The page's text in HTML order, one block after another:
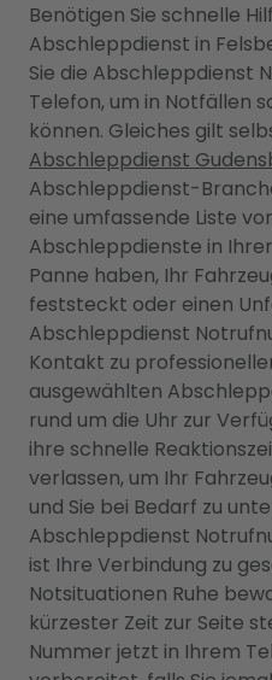
Benötigen Sie schnelle
Abschleppdienst in
Sie die Abschleppdienst
Telefon, um in Notfällen
können. Gleiches gilt
Abschleppdienst
Abschleppdienst-
eine umfassende Liste
Abschleppdienste in Ihrer
Panne haben, Ihr
feststeckt oder einen
Abschleppdienst
Kontakt zu
ausgewählten
rund um die Uhr zur
ihre schnelle
verlassen, um Ihr
und Sie bei Bedarf zu
Abschleppdienst
ist Ihre Verbindung zu
Notsituationen Ruhe
kürzester Zeit zur Seite
Nummer jetzt in Ihrem